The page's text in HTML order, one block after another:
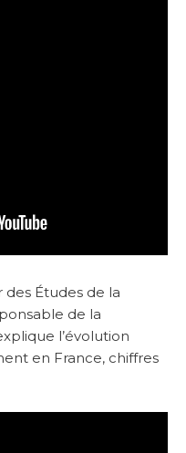
Études de la
de la
l’évolution
en France, chiffres